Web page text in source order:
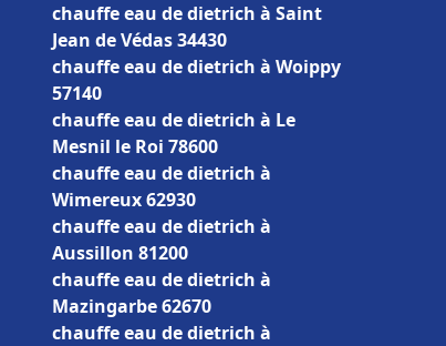
chauffe eau de dietrich à Saint
Jean de Védas 34430
chauffe eau de dietrich à Woippy
57140
chauffe eau de dietrich à Le
Mesnil le Roi 78600
chauffe eau de dietrich à
Wimereux 62930
chauffe eau de dietrich à
Aussillon 81200
chauffe eau de dietrich à
Mazingarbe 62670
chauffe eau de dietrich à